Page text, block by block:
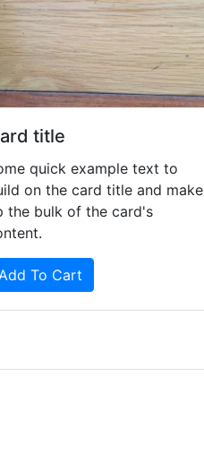
title
quick example text to
on the card title and make
the bulk of the card's
To Cart